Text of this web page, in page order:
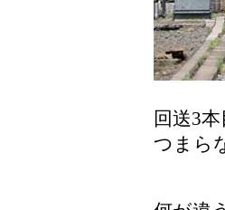
回送3
つまら